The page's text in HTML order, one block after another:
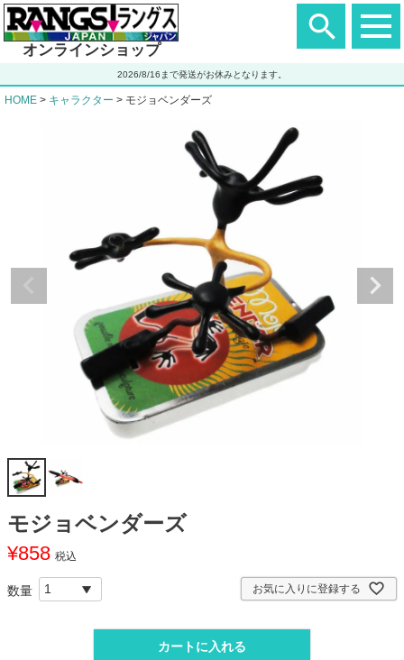
ヘ
ダ
エ
ア
オンラインショップ
2026/8/16まで発送がお休みとなります。
HOME キャラクター モジョベンダーズ
モジョベンダーズ
¥858 税込
お気に入りに登録する
カートに入れる